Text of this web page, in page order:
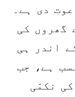
دی ہے۔
گھروں کی
اندر ہی
ہے، جب
نکمّی